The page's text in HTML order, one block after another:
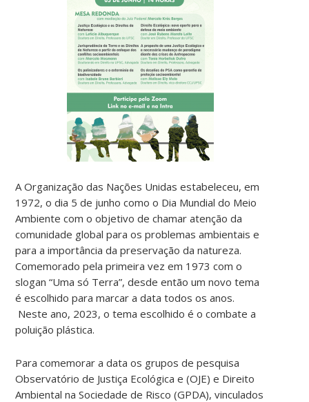
A Organização das Nações Unidas estabeleceu, em
1972, o dia 5 de junho como o Dia Mundial do Meio
Ambiente com o objetivo de chamar atenção da
comunidade global para os problemas ambientais e
para a importância da preservação da natureza.
Comemorado pela primeira vez em 1973 com o
slogan “Uma só Terra”, desde então um novo tema
é escolhido para marcar a data todos os anos.
Neste ano, 2023, o tema escolhido é o combate a
poluição plástica.
Para comemorar a data os grupos de pesquisa
Observatório de Justiça Ecológica e (OJE) e Direito
Ambiental na Sociedade de Risco (GPDA), vinculados